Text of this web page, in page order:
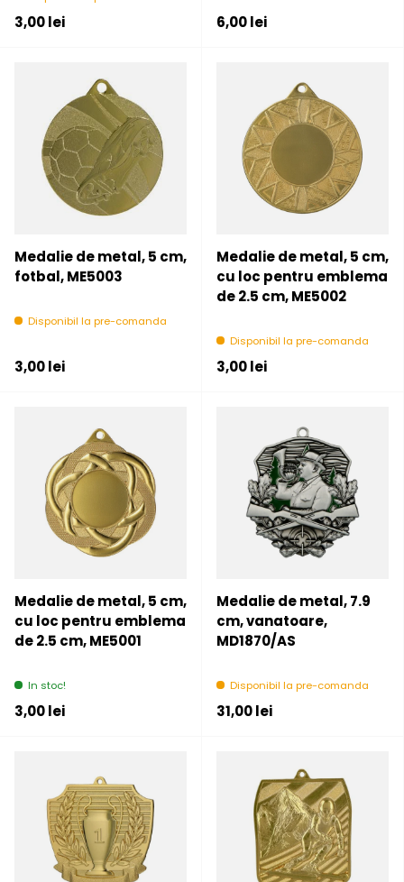
Pret initial
3,00 lei Pret initial
6,00 lei
Medalie de metal, 5 cm,
fotbal, ME5003
Disponibil la pre-comanda
Pret initial
3,00 lei
Medalie de metal, 5 cm,
cu loc pentru emblema
de 2.5 cm, ME5002
Disponibil la pre-comanda
Pret initial
3,00 lei
Medalie de metal, 5 cm,
cu loc pentru emblema
de 2.5 cm, ME5001
In stoc!
Pret initial
3,00 lei
Medalie de metal, 7.9
cm, vanatoare,
MD1870/AS
Disponibil la pre-comanda
Pret initial
31,00 lei